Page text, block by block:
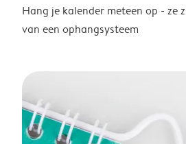
Hang je kalender meteen op - ze
van een ophangsysteem